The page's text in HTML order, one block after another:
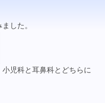
した。
小児科と耳鼻科とどちらに